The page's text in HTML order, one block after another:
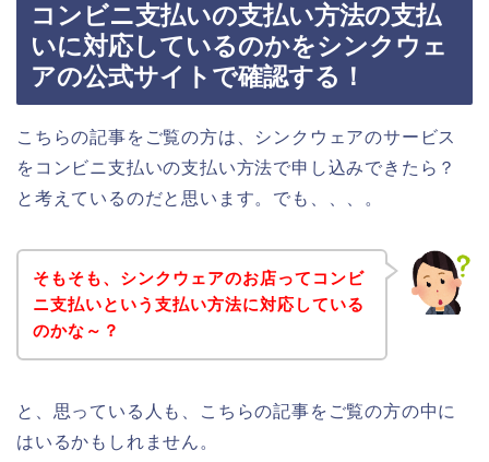
コンビニ支払いの支払い方法の支払
いに対応しているのかをシンクウェ
アの公式サイトで確認する！
こちらの記事をご覧の方は、シンクウェアのサービス
をコンビニ支払いの支払い方法で申し込みできたら？
と考えているのだと思います。でも、、、。
そもそも、シンクウェアのお店ってコンビ
ニ支払いという支払い方法に対応している
のかな～？
と、思っている人も、こちらの記事をご覧の方の中に
はいるかもしれません。